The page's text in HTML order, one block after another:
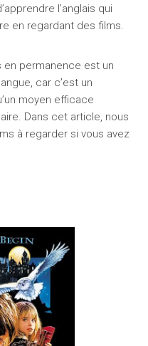
l’anglais qui
en regardant des films.
en permanence est un
car c’est un
moyen efficace
Dans cet article, nous
à regarder si vous avez